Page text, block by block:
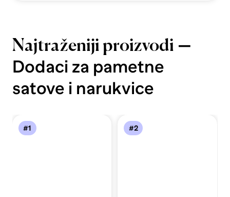
Najtraženiji proizvodi —
Dodaci za pametne
satove i narukvice
#1 #2